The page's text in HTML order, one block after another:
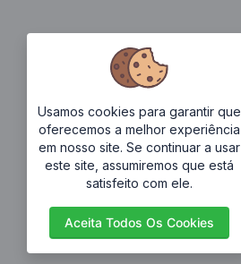
Usamos cookies para garantir que
oferecemos a melhor experiência
em nosso site. Se continuar a usar
este site, assumiremos que está
satisfeito com ele.
Aceita Todos Os Cookies